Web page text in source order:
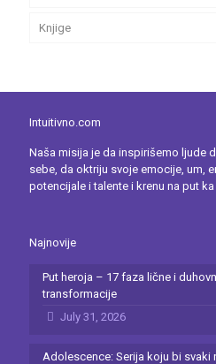
Knjige
Intuitivno.com
Naša misija je da inspirišemo ljude
sebe, da oktriju svoje emocije, um,
potencijale i talente i krenu na put
Najnovije
Put heroja – 17 faza lične i
transformacije
July 31, 2026
Adolescence: Serija koju bi svaki